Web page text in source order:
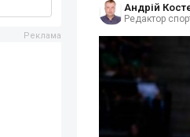
Андрій
Редактор